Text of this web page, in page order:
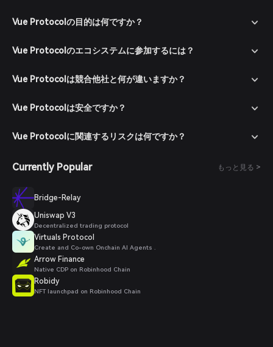
Vue Protocolの目的は何ですか？
Vue Protocolのエコシステムに参加するには？
Vue Protocolは競合他社と何が違いますか？
Vue Protocolは安全ですか？
Vue Protocolに関連するリスクは何ですか？
Currently Popular もっと見る >
Bridge-Relay
Uniswap V3
Decentralized trading protocol
Virtuals Protocol
Create and Co-own Onchain AI Agents .
Arrow Finance
Native CDP on Robinhood Chain
Robidy
NFT launchpad on Robinhood Chain